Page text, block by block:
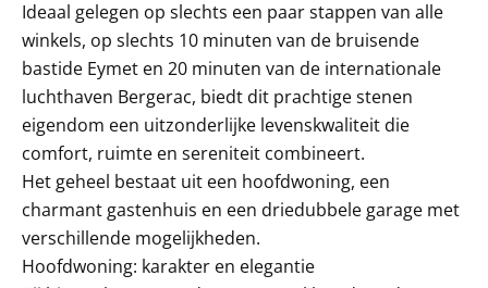
Ideaal gelegen op slechts een paar stappen van alle
winkels, op slechts 10 minuten van de bruisende
bastide Eymet en 20 minuten van de internationale
luchthaven Bergerac, biedt dit prachtige stenen
eigendom een uitzonderlijke levenskwaliteit die
comfort, ruimte en sereniteit combineert.
Het geheel bestaat uit een hoofdwoning, een
charmant gastenhuis en een driedubbele garage met
verschillende mogelijkheden.
Hoofdwoning: karakter en elegantie